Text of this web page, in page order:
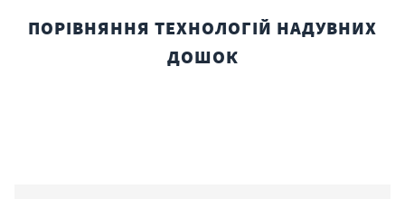
ПОРІВНЯННЯ ТЕХНОЛОГІЙ НАДУВНИХ
ДОШОК